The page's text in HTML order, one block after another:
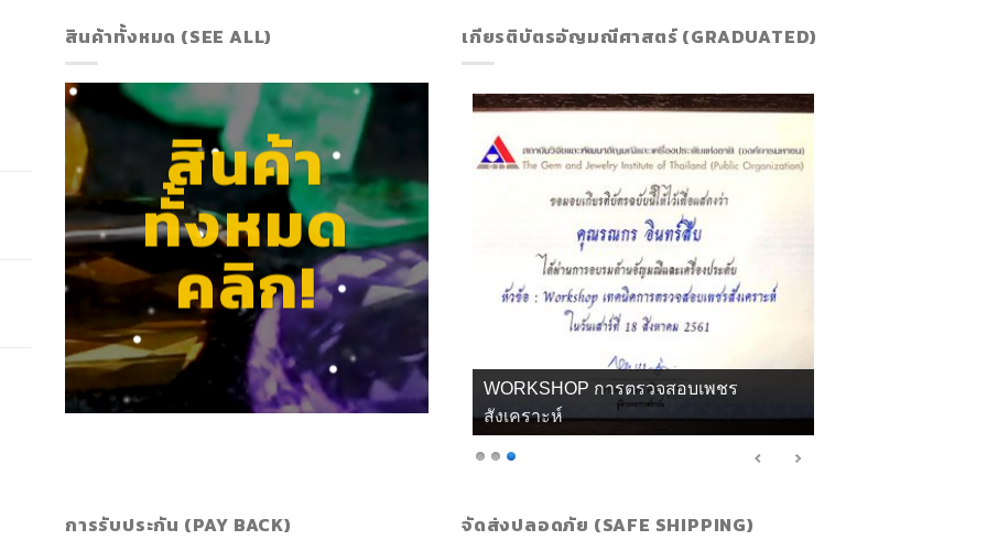
สินค้าทั้งหมด (SEE ALL)
สินค้า
ทั้งหมด
คลิก!
เกียรติบัตรอัญมณีศาสตร์ (GRADUATED)
เกียรติบัตร จิวลี่ และอัญมณี คุณทิพย์
การรับประกัน (PAY BACK) จัดส่งปลอดภัย (SAFE SHIPPING)